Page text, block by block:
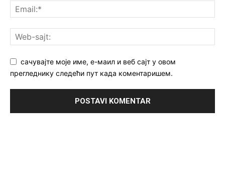
сачувајте моје име, е-маил и веб сајт у овом
прегледнику следећи пут када коментаришем.